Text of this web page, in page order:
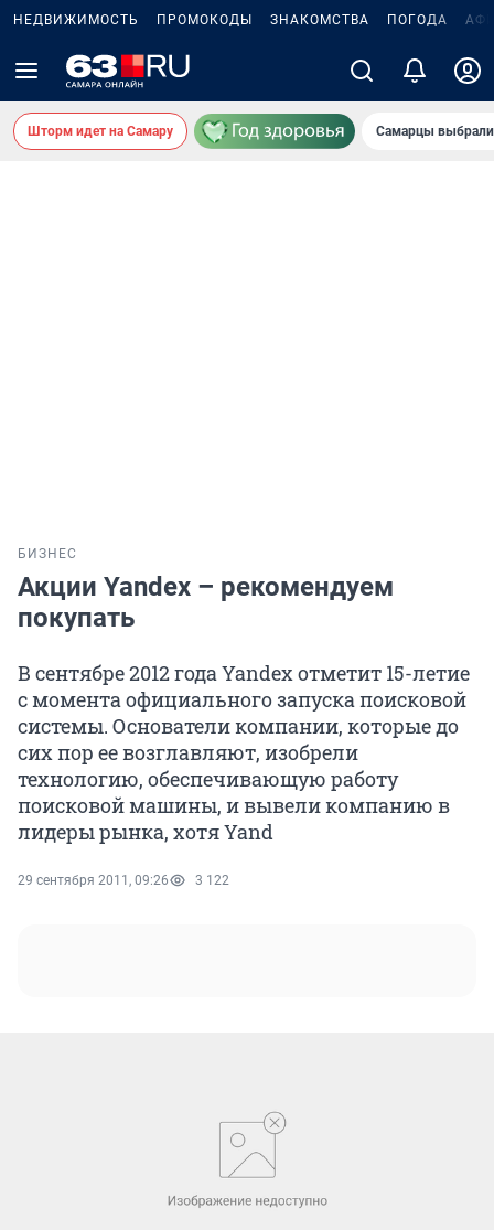
НЕДВИЖИМОСТЬ ПРОМОКОДЫ ЗНАКОМСТВА ПОГОДА
Шторм идет на Самару Самарцы
БИЗНЕС
Акции Yandex – рекомендуем
покупать
В сентябре 2012 года Yandex отметит 15-летие
с момента официального запуска поисковой
системы. Основатели компании, которые до
сих пор ее возглавляют, изобрели
технологию, обеспечивающую работу
поисковой машины, и вывели компанию в
лидеры рынка, хотя Yand
29 сентября 2011, 09:26 3 122